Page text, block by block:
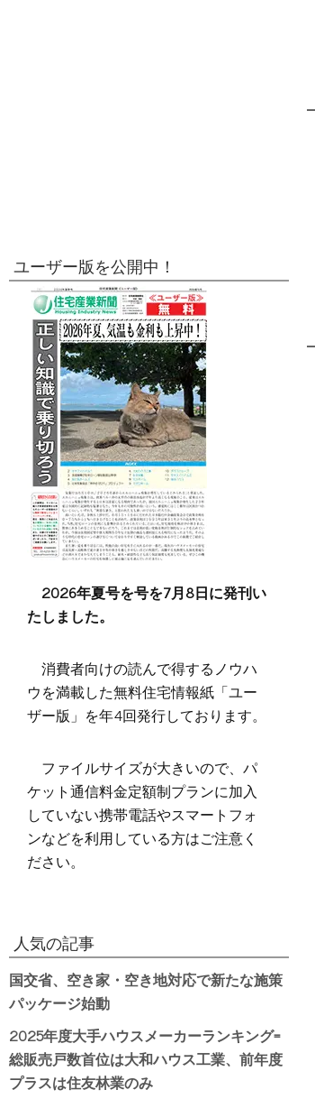
ユーザー版を公開中！
2026年夏号を号を7月8日に発刊い
たしました。
消費者向けの読んで得するノウハ
ウを満載した無料住宅情報紙「ユー
ザー版」を年4回発行しております。
ファイルサイズが大きいので、パ
ケット通信料金定額制プランに加入
していない携帯電話やスマートフォ
ンなどを利用している方はご注意く
ださい。
人気の記事
国交省、空き家・空き地対応で新たな施策
パッケージ始動
2025年度大手ハウスメーカーランキング=
総販売戸数首位は大和ハウス工業、前年度
プラスは住友林業のみ